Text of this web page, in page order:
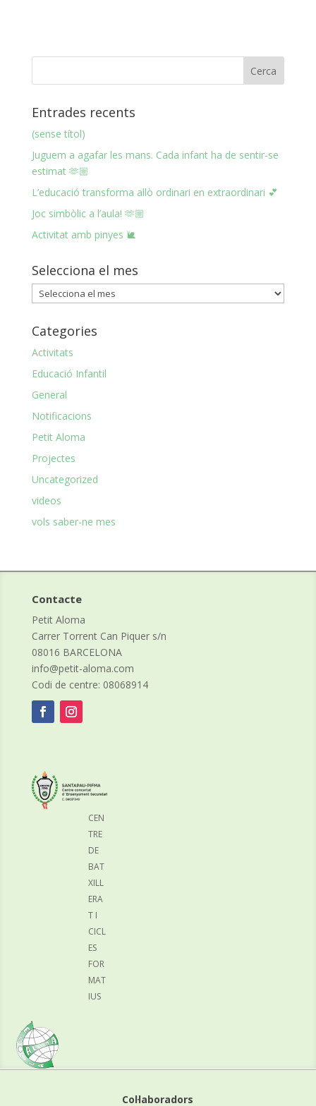
Entrades recents
(sense títol)
Juguem a agafar les mans. Cada infant ha de sentir-se
estimat 🫶🏼
L’educació transforma allò ordinari en extraordinari 💕
Joc simbòlic a l’aula! 🫶🏼
Activitat amb pinyes 🐌
Selecciona el mes
Selecciona
el
mes
Categories
Activitats
Educació Infantil
General
Notificacions
Petit Aloma
Projectes
Uncategorized
videos
vols saber-ne mes
Contacte
Petit Aloma
Carrer Torrent Can Piquer s/n
08016 BARCELONA
info@petit-aloma.com
Codi de centre: 08068914
CEN
TRE
DE
BAT
XILL
ERA
T I
CICL
ES
FOR
MAT
IUS
Col·laboradors